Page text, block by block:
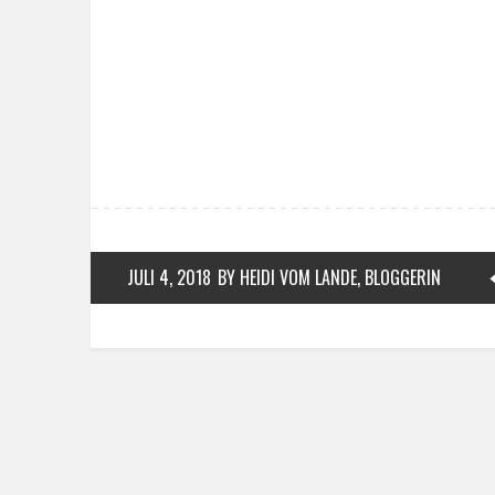
JULI 4, 2018 BY HEIDI VOM LANDE, BLOGGERIN